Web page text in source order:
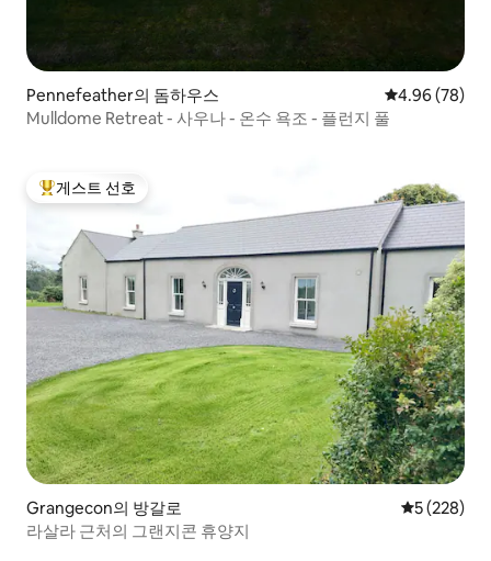
Pennefeather의 돔하우스 평점 4.96점(5
4.96 (78)
Mulldome Retreat - 사우나 - 온수 욕조 - 플런지 풀
상위 게스트 선호
게스트 선호
Grangecon의 방갈로 평점 5점(5
5 (228)
라살라 근처의 그랜지콘 휴양지